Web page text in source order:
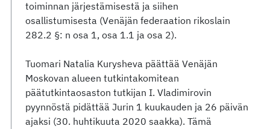
toiminnan järjestämisestä ja siihen
osallistumisesta (Venäjän federaation rikoslain
282.2 §: n osa 1, osa 1.1 ja osa 2).
Tuomari Natalia Kurysheva päättää Venäjän
Moskovan alueen tutkintakomitean
päätutkintaosaston tutkijan I. Vladimirovin
pyynnöstä pidättää Jurin 1 kuukauden ja 26 päivän
ajaksi (30. huhtikuuta 2020 saakka). Tämä